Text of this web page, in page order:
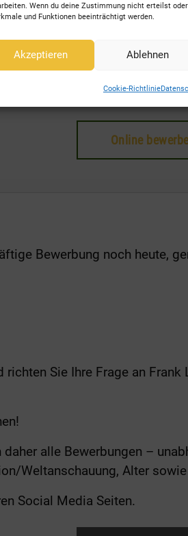
Wenn du deine Zustimmung nicht erteilst
und Funktionen beeinträchtigt werden.
Akzeptieren Ablehnen
Cookie-Richtlinie
, Heizungs- und
Handlungsfeld vertieft, je
erneuerbare Energien.
Online
Bewerbung noch heute,
Sie Ihre Frage an
alle Bewerbungen –
Weltanschauung, Alter
Social Media Seiten.